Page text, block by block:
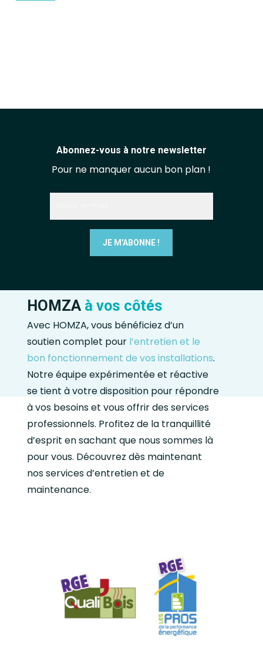
Abonnez-vous à notre newsletter
Pour ne manquer aucun bon plan !
HOMZA à vos côtés
Avec HOMZA, vous bénéficiez d’un
soutien complet pour l’entretien et le
bon fonctionnement de vos installations.
Notre équipe expérimentée et réactive
se tient à votre disposition pour répondre
à vos besoins et vous offrir des services
professionnels. Profitez de la tranquillité
d’esprit en sachant que nous sommes là
pour vous. Découvrez dès maintenant
nos services d’entretien et de
maintenance.